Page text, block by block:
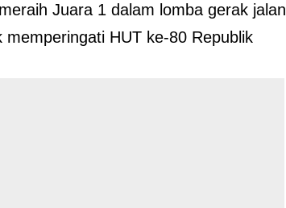
Juara 1 dalam lomba gerak jalan
HUT ke-80 Republik